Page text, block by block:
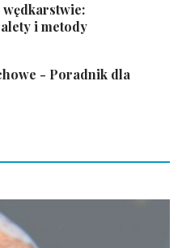
i metody
- Poradnik dla